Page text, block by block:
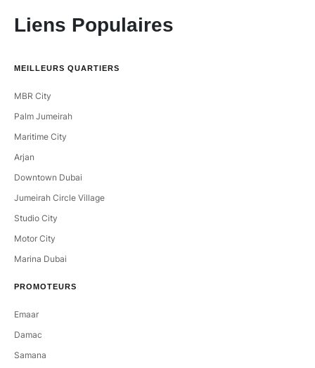
Liens Populaires
MEILLEURS QUARTIERS
MBR City
Palm Jumeirah
Maritime City
Arjan
Downtown Dubai
Jumeirah Circle Village
Studio City
Motor City
Marina Dubai
PROMOTEURS
Emaar
Damac
Samana